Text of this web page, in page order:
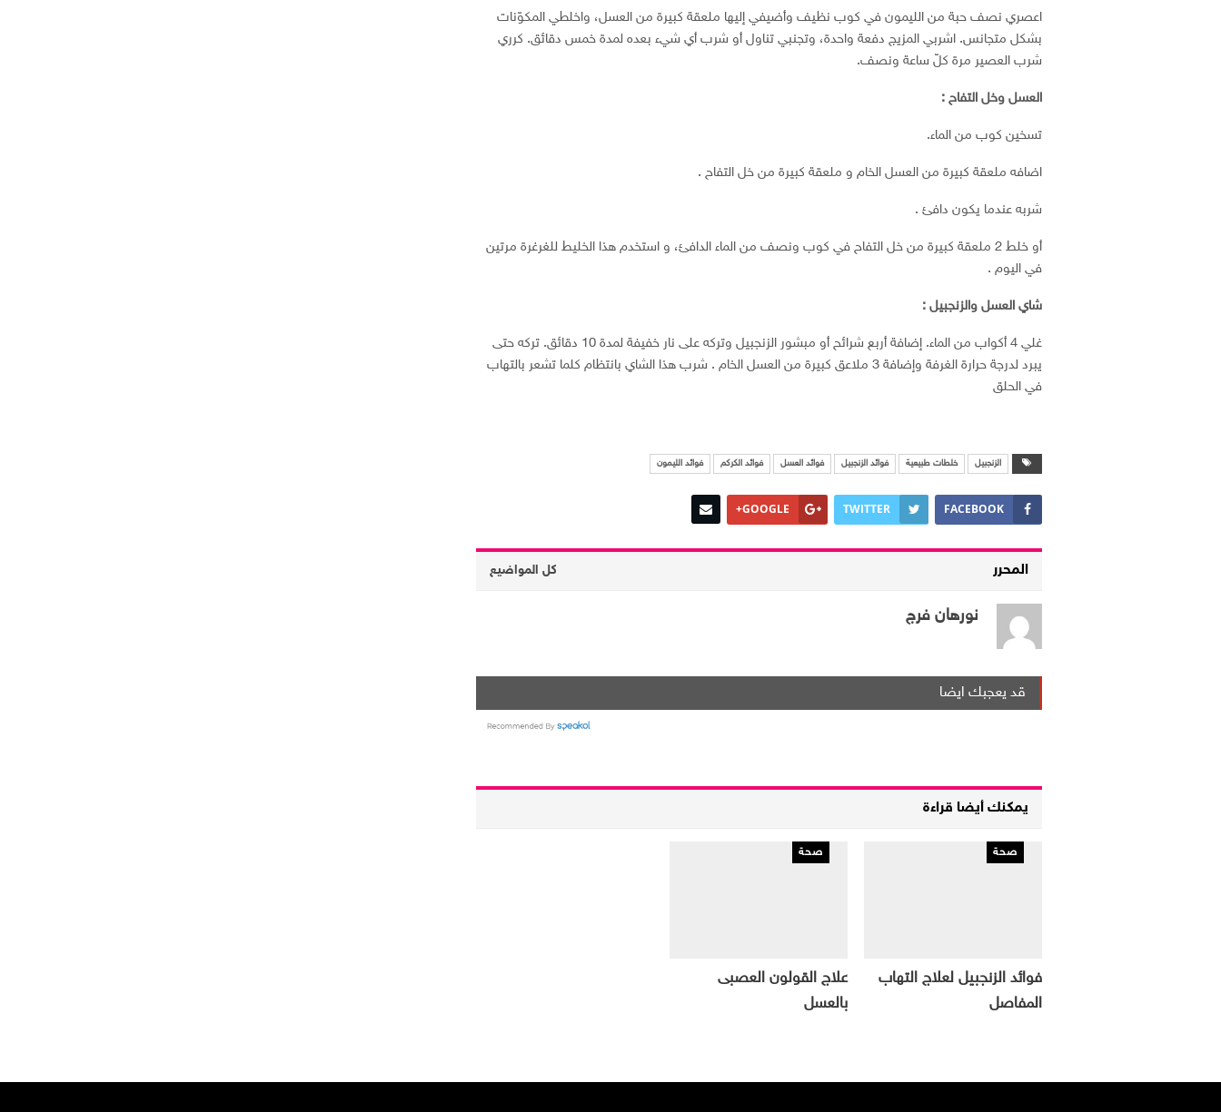
اعصري نصف حبة من الليمون في كوب نظيف وأضيفي إليها ملعقة كبيرة من العسل، واخلطي المكوّنات
بشكل متجانس. اشربي المزيج دفعة واحدة، وتجنبي تناول أو شرب أي شيء بعده لمدة خمس دقائق. كرري
شرب العصير مرة كلّ ساعة ونصف.
العسل وخل التفاح :
تسخين كوب من الماء.
اضافه ملعقة كبيرة من العسل الخام و ملعقة كبيرة من خل التفاح .
شربه عندما يكون دافئ .
أو خلط 2 ملعقة كبيرة من خل التفاح في كوب ونصف من الماء الدافئ، و استخدم هذا الخليط للغرغرة مرتين
في اليوم .
شاي العسل والزنجبيل :
غلي 4 أكواب من الماء. إضافة أربع شرائح أو مبشور الزنجبيل وتركه على نار خفيفة لمدة 10 دقائق. تركه حتى
يبرد لدرجة حرارة الغرفة وإضافة 3 ملاعق كبيرة من العسل الخام . شرب هذا الشاي بانتظام كلما تشعر بالتهاب
في الحلق
الزنجبيل خلطات طبيعية فوائد الزنجبيل فوائد العسل فوائد الكركم فوائد الليمون
FACEBOOK
TWITTER
GOOGLE+
المحرر كل المواضيع
نورهان فرج
قد يعجبك ايضا
يمكنك أيضا قراءة
صحة
فوائد الزنجبيل لعلاج التهاب
المفاصل
صحة
علاج القولون العصبى
بالعسل